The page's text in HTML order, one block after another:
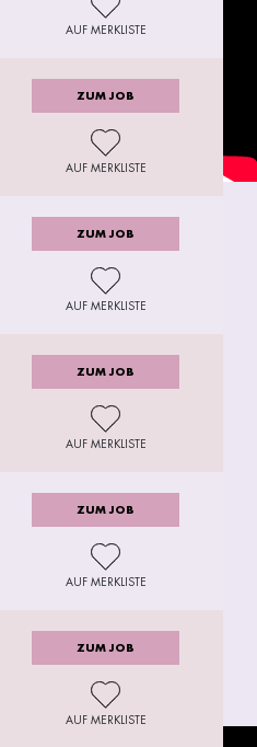
AUF MERKLISTE
ZUM JOB
AUF MERKLISTE
ZUM JOB
AUF MERKLISTE
ZUM JOB
AUF MERKLISTE
ZUM JOB
AUF MERKLISTE
ZUM JOB
AUF MERKLISTE